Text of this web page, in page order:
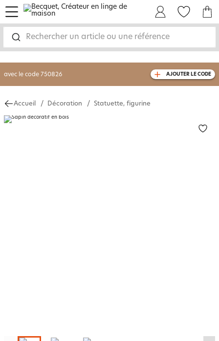
Rechercher un article ou une référence
menu
-30% sur votre commandedès 2 articles
livraison GRATUITEdès 110€ d'achat
avec le code 750826 AJOUTER LE CODE
Accueil Décoration Statuette, figurine